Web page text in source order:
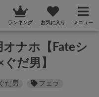
ランキング お気に入り メニュー
ナホ【Fateシ
だ男】
だ男
フェラ